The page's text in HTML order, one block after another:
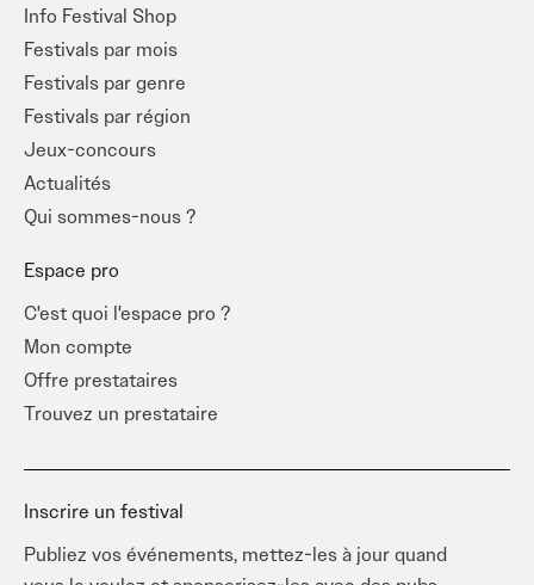
Info Festival Shop
Festivals par mois
Festivals par genre
Festivals par région
Jeux-concours
Actualités
Qui sommes-nous ?
Espace pro
C'est quoi l'espace pro ?
Mon compte
Offre prestataires
Trouvez un prestataire
Inscrire un festival
Publiez vos événements, mettez-les à jour quand